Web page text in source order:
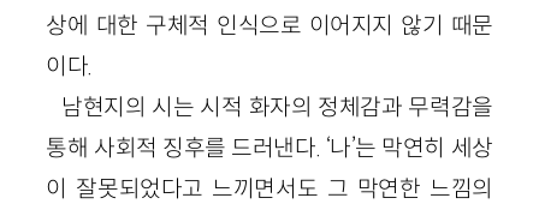
상에 대한 구체적 인식으로 이어지지 않기 때문
이다.
남현지의 시는 시적 화자의 정체감과 무력감을
통해 사회적 징후를 드러낸다. ‘나’는 막연히 세상
이 잘못되었다고 느끼면서도 그 막연한 느낌의